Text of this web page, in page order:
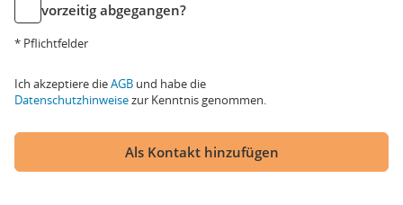
vorzeitig abgegangen?
* Pflichtfelder
Ich akzeptiere dieAGB und habe die
Datenschutzhinweisezur Kenntnis genommen.
Als Kontakt hinzufügen